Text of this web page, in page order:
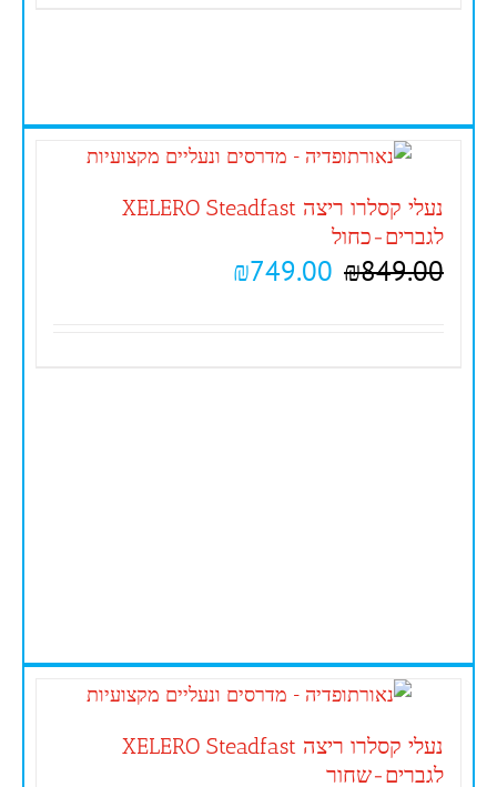
נעלי קסלרו ריצה XELERO Steadfast
לגברים-כחול
₪849.00
₪749.00
נעלי קסלרו ריצה XELERO Steadfast
לגברים-שחור